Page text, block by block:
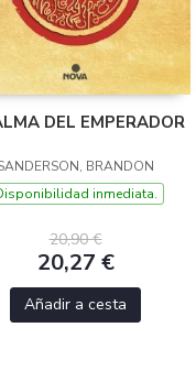
DEL EMPERADOR
BRANDON
inmediata.
20,90 €
20,27 €
Añadir a cesta